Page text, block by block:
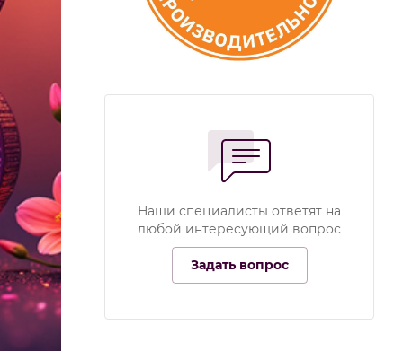
Наши специалисты ответят на
любой интересующий вопрос
Задать вопрос